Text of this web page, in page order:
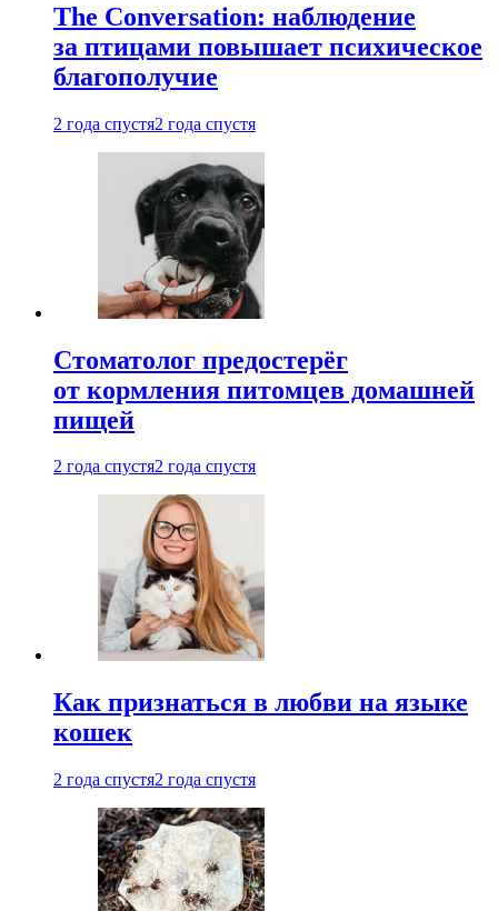
The Conversation: наблюдение
за птицами повышает психическое
благополучие
2 года спустя2 года спустя
Стоматолог предостерёг
от кормления питомцев домашней
пищей
2 года спустя2 года спустя
Как признаться в любви на языке
кошек
2 года спустя2 года спустя